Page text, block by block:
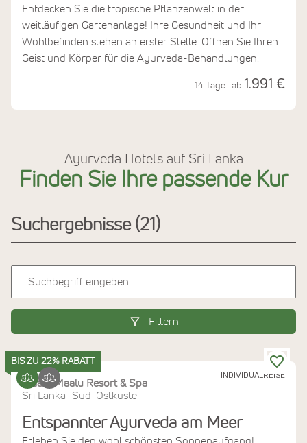
Entdecken Sie die tropische Pflanzenwelt in der
weitläufigen Gartenanlage! Ihre Gesundheit und Ihr
Wohlbefinden stehen an erster Stelle. Öffnen Sie Ihren
Geist und Körper für die Ayurveda-Behandlungen.
14 Tage ab 1.991 €
Ayurveda Hotels auf Sri Lanka
Finden Sie Ihre passende Kur
Suchergebnisse 21
Filtern
INDIVIDUALREISE
BIS ZU 22% RABATT
Maalu Maalu Resort & Spa
Sri Lanka
Süd-Ostküste
Entspannter Ayurveda am Meer